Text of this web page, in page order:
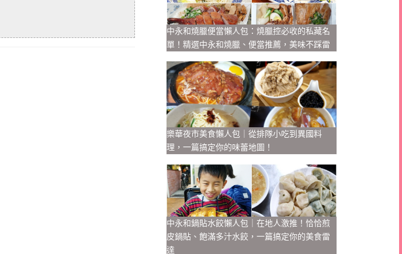
中永和燒臘便當懶人包：燒臘控必收的私藏名
單！精選中永和燒臘、便當推薦，美味不踩雷
樂華夜市美食懶人包｜從排隊小吃到異國料
理，一篇搞定你的味蕾地圖！
中永和鍋貼水餃懶人包｜在地人激推！恰恰煎
皮鍋貼、飽滿多汁水餃，一篇搞定你的美食雷
達